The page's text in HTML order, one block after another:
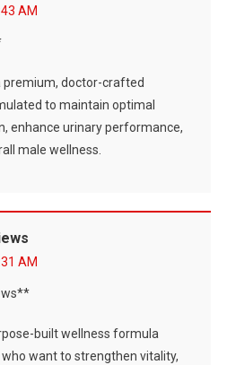
AM
premium, doctor-crafted
to maintain optimal
enhance urinary performance,
male wellness.
AM
built wellness formula
want to strengthen vitality,